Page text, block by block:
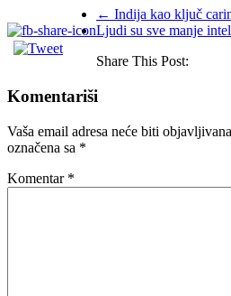
← Indija kao ključ
Ljudi su sve manje
Share This Post:
Komentariši
Vaša email adresa neće biti
označena sa *
Komentar *